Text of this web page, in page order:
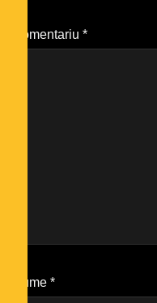
Comentariu *
Nume *